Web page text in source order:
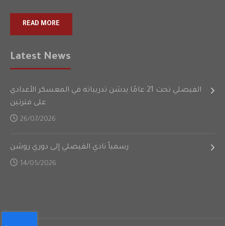
READ MORE
Latest News
الفيصلي تحت 21 عامًا يدشن تدريباته في المعسكر الأعدادي
على فترتين
26/07/2026
رسمياً نادي الفيصلي إلى دوري روشن
14/05/2026